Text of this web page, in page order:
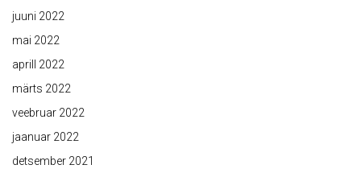
juuni 2022
mai 2022
aprill 2022
märts 2022
veebruar 2022
jaanuar 2022
detsember 2021